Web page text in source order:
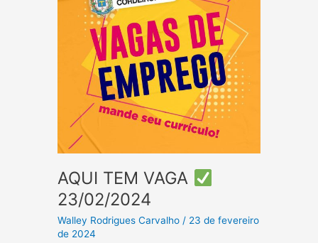
AQUI TEM VAGA
23/02/2024
Walley Rodrigues Carvalho / 23 de fevereiro
de 2024